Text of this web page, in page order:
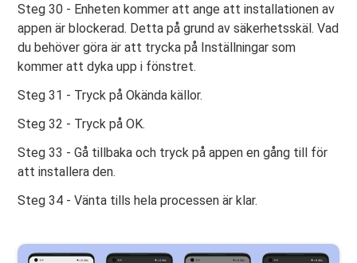
Steg 30 - Enheten kommer att ange att installationen av
appen är blockerad. Detta på grund av säkerhetsskäl. Vad
du behöver göra är att trycka på Inställningar som
kommer att dyka upp i fönstret.
Steg 31 - Tryck på Okända källor.
Steg 32 - Tryck på OK.
Steg 33 - Gå tillbaka och tryck på appen en gång till för
att installera den.
Steg 34 - Vänta tills hela processen är klar.